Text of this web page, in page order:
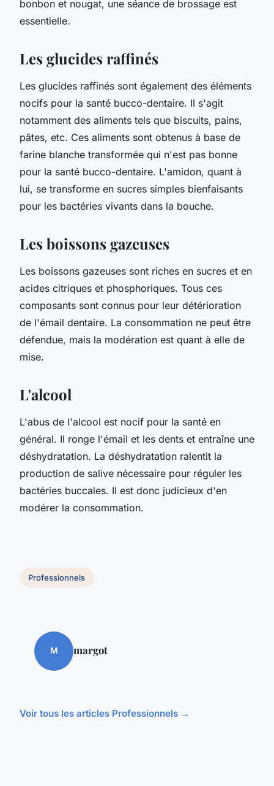
bonbon et nougat, une séance de brossage est
essentielle.
Les glucides raffinés
Les glucides raffinés sont également des éléments
nocifs pour la santé bucco-dentaire. Il s'agit
notamment des aliments tels que biscuits, pains,
pâtes, etc. Ces aliments sont obtenus à base de
farine blanche transformée qui n'est pas bonne
pour la santé bucco-dentaire. L'amidon, quant à
lui, se transforme en sucres simples bienfaisants
pour les bactéries vivants dans la bouche.
Les boissons gazeuses
Les boissons gazeuses sont riches en sucres et en
acides citriques et phosphoriques. Tous ces
composants sont connus pour leur détérioration
de l'émail dentaire. La consommation ne peut être
défendue, mais la modération est quant à elle de
mise.
L'alcool
L'abus de l'alcool est nocif pour la santé en
général. Il ronge l'émail et les dents et entraîne une
déshydratation. La déshydratation ralentit la
production de salive nécessaire pour réguler les
bactéries buccales. Il est donc judicieux d'en
modérer la consommation.
Professionnels
M margot
Voir tous les articles Professionnels →